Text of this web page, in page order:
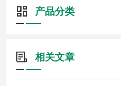
产品分类
相关文章